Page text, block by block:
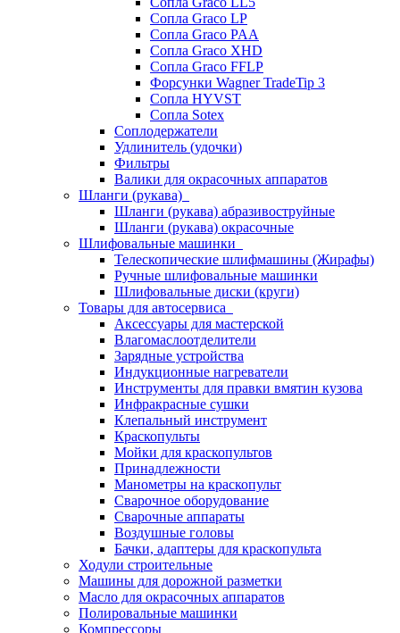
Сопла Graco LP
Сопла Graco PAA
Сопла Graco XHD
Сопла Graco FFLP
Форсунки Wagner TradeTip 3
Сопла HYVST
Сопла Sotex
Соплодержатели
Удлинитель (удочки)
Фильтры
Валики для окрасочных аппаратов
Шланги (рукава)
Шланги (рукава) абразивоструйные
Шланги (рукава) окрасочные
Шлифовальные машинки
Телескопические шлифмашины (Жирафы)
Ручные шлифовальные машинки
Шлифовальные диски (круги)
Товары для автосервиса
Аксессуары для мастерской
Влагомаслоотделители
Зарядные устройства
Индукционные нагреватели
Инструменты для правки вмятин кузова
Инфракрасные сушки
Клепальный инструмент
Краскопульты
Мойки для краскопультов
Принадлежности
Манометры на краскопульт
Сварочное оборудование
Сварочные аппараты
Воздушные головы
Бачки, адаптеры для краскопульта
Ходули строительные
Машины для дорожной разметки
Масло для окрасочных аппаратов
Полировальные машинки
Компрессоры